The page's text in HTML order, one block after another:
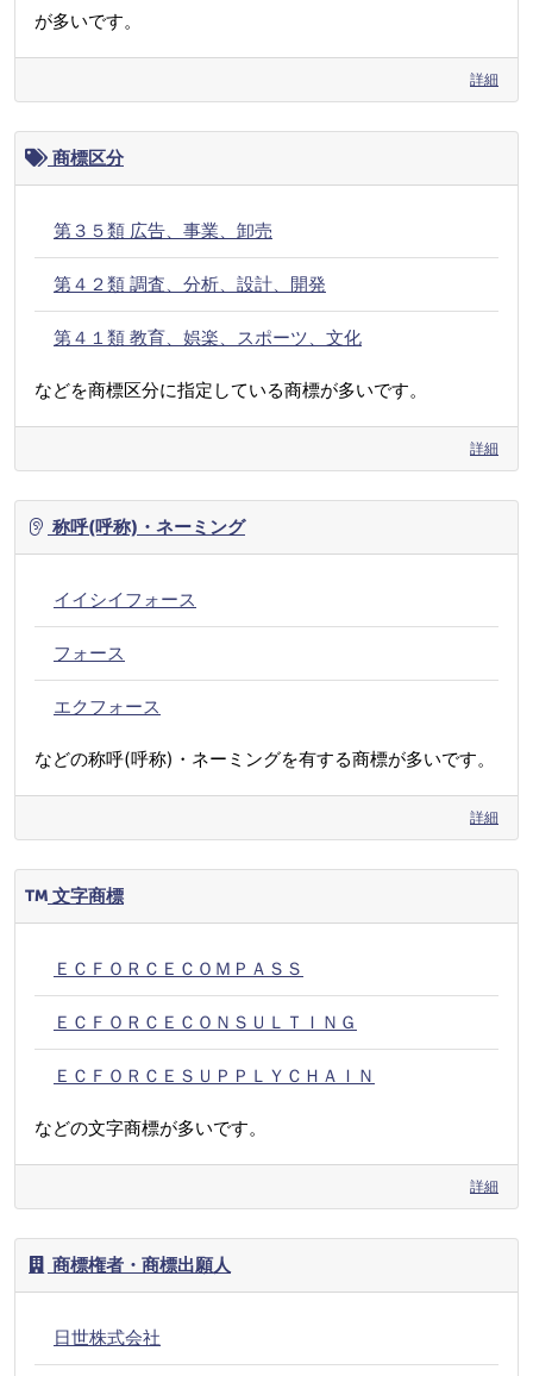
が多いです。
詳細
商標区分
第３５類 広告、事業、卸売
第４２類 調査、分析、設計、開発
第４１類 教育、娯楽、スポーツ、文化
などを商標区分に指定している商標が多いです。
詳細
称呼(呼称)・ネーミング
イイシイフォース
フォース
エクフォース
などの称呼(呼称)・ネーミングを有する商標が多いです。
詳細
文字商標
ＥＣＦＯＲＣＥＣＯＭＰＡＳＳ
ＥＣＦＯＲＣＥＣＯＮＳＵＬＴＩＮＧ
ＥＣＦＯＲＣＥＳＵＰＰＬＹＣＨＡＩＮ
などの文字商標が多いです。
詳細
商標権者・商標出願人
日世株式会社